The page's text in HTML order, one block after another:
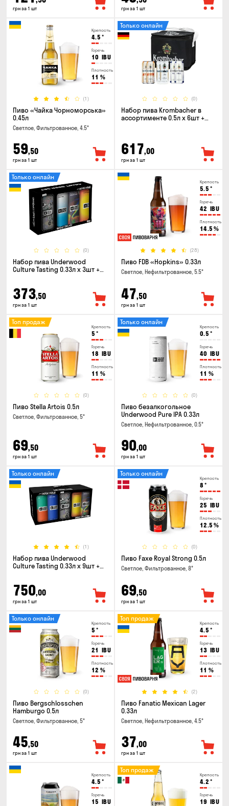
грн за 1 шт грн за 1 шт
Крепость
4.5 °
Горечь
10 IBU
Плотность
11 %
(1)
Пиво «Чайка Чорноморська»
0.45л
Светлое, Фильтрованное, 4.5°
59,50
грн за 1 шт
(0)
Только онлайн
Набор пива Krombacher в
ассортименте 0.5л х 6шт +
617,00
грн за 1 шт
(0)
Только онлайн
Набор пива Underwood
Culture Tasting 0.33л x 3шт +
373,50
грн за 1 шт
Крепость
5.5 °
Горечь
42 IBU
Плотность
14.5 %
(28)
Пиво FDB «Hopkins» 0.33л
Светлое, Нефильтрованное, 5.5°
47,50
грн за 1 шт
Крепость
5 °
Горечь
18 IBU
Плотность
11 %
(0)
Топ продаж
Пиво Stella Artois 0.5л
Светлое, Фильтрованное, 5°
69,50
грн за 1 шт
Крепость
0.5 °
Горечь
40 IBU
Плотность
11 %
(0)
Только онлайн
Пиво безалкогольное
Underwood Pure IPA 0.33л
Светлое, Нефильтрованное, 0.5°
90,00
грн за 1 шт
(1)
Только онлайн
Набор пива Underwood
Culture Tasting 0.33л x 9шт +
750,00
грн за 1 шт
Крепость
8 °
Горечь
25 IBU
Плотность
12.5 %
(0)
Только онлайн
Пиво Faxe Royal Strong 0.5л
Светлое, Фильтрованное, 8°
69,50
грн за 1 шт
Крепость
5 °
Горечь
21 IBU
Плотность
12 %
(0)
Только онлайн
Пиво Bergschlosschen
Hamburgo 0.5л
Светлое, Фильтрованное, 5°
45,50
грн за 1 шт
Крепость
4.5 °
Горечь
13 IBU
Плотность
11 %
(2)
Топ продаж
Пиво Fanatic Mexican Lager
0.33л
Светлое, Нефильтрованное, 4.5°
37,00
грн за 1 шт
Крепость
4.5 °
Горечь
15 IBU
Крепость
4.2 °
Горечь
19 IBU
Топ продаж